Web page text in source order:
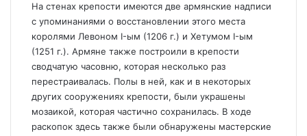
На стенах крепости имеются две армянские надписи
с упоминаниями о восстановлении этого места
королями Левоном I-ым (1206 г.) и Хетумом I-ым
(1251 г.). Армяне также построили в крепости
сводчатую часовню, которая несколько раз
перестраивалась. Полы в ней, как и в некоторых
других сооружениях крепости, были украшены
мозаикой, которая частично сохранилась. В ходе
раскопок здесь также были обнаружены мастерские